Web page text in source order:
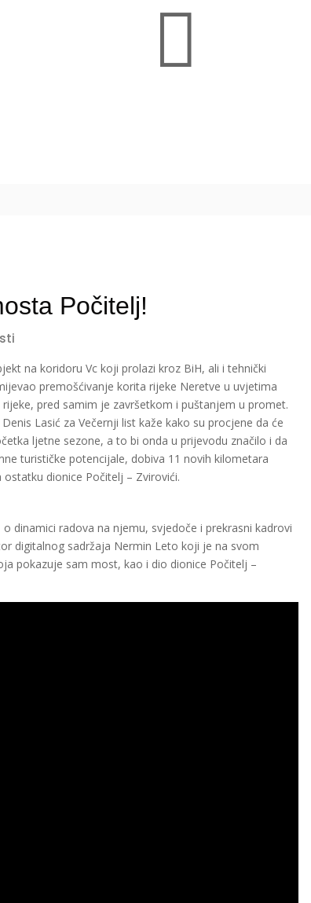

Počitelj!
na koridoru Vc koji prolazi kroz BiH, ali i tehnički
premošćivanje korita rijeke Neretve u uvjetima
pred samim je završetkom i puštanjem u promet.
Lasić za Večernji list kaže kako su procjene da će
ljetne sezone, a to bi onda u prijevodu značilo i da
turističke potencijale, dobiva 11 novih kilometara
dionice Počitelj – Zvirovići.
dinamici radova na njemu, svjedoče i prekrasni kadrovi
digitalnog sadržaja Nermin Leto koji je na svom
pokazuje sam most, kao i dio dionice Počitelj –